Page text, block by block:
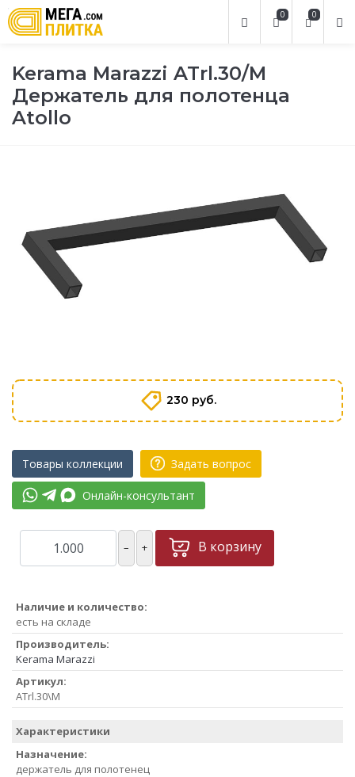
0
0
Kerama Marazzi ATrl.30/M
Держатель для полотенца
Atollo
230 руб.
Товары коллекции Задать вопрос
Онлайн-консультант
– + В корзину
Наличие и количество:
есть на складе
Производитель:
Kerama Marazzi
Артикул:
ATrl.30\M
Характеристики
Назначение:
держатель для полотенец